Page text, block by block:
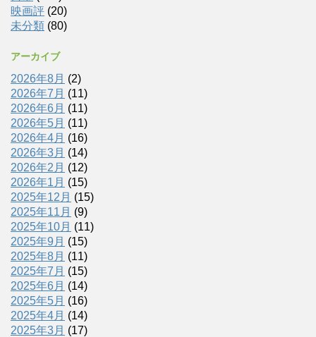
映画評 (20)
未分類 (80)
アーカイブ
2026年8月 (2)
2026年7月 (11)
2026年6月 (11)
2026年5月 (11)
2026年4月 (16)
2026年3月 (14)
2026年2月 (12)
2026年1月 (15)
2025年12月 (15)
2025年11月 (9)
2025年10月 (11)
2025年9月 (15)
2025年8月 (11)
2025年7月 (15)
2025年6月 (14)
2025年5月 (16)
2025年4月 (14)
2025年3月 (17)